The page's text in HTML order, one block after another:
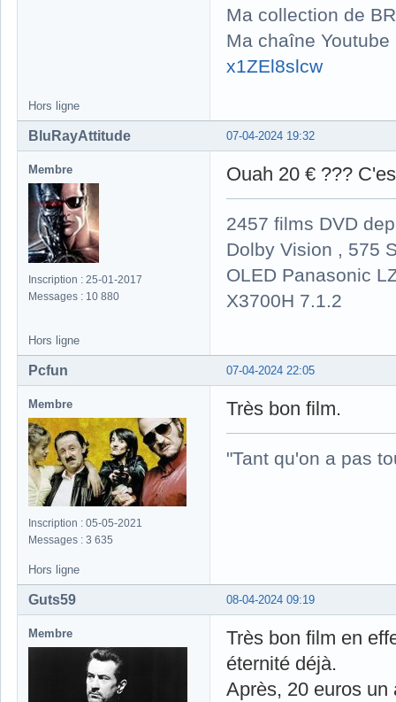
Ma collection de
Ma chaîne
x1ZEl8slcw
Hors ligne
07-04-2024 19:32
BluRayAttitude
Membre
Inscription : 25-01-2017
Messages : 10 880
Ouah 20 € ???
2457 films DVD
Dolby Vision , 575
OLED Panasonic
X3700H 7.1.2
Hors ligne
07-04-2024 22:05
Pcfun
Membre
Inscription : 05-05-2021
Messages : 3 635
Très bon film.
"Tant qu'on a pas
Hors ligne
08-04-2024 09:19
Guts59
Membre
Très bon film en
éternité déjà.
Après, 20 euros un